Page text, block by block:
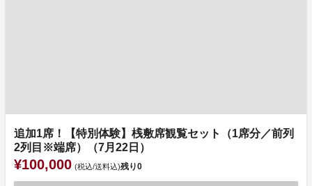
追加1席！【特別体験】桟敷席観覧セット（1席分／前列
2列目※端席）（7月22日）
¥100,000 (税込/送料込)残り0